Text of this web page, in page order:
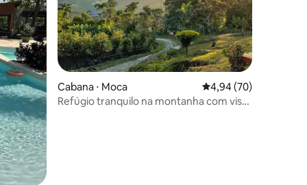
Cabana ⋅ Moca 4,94 de uma
4,94 (70)
Refúgio tranquilo na montanha com vista